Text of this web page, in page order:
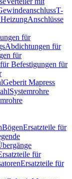
T-
Anschlüsse
für
Abdichtungen für
für
Befestigungen für
Geberit Mapress
Systemrohre
BögenErsatzteile für
für
Ersatzteile für